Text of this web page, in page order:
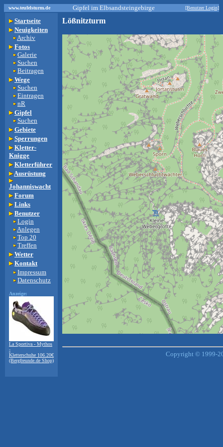
www.teufelsturm.de Gipfel im Elbsandsteingebirge [Benutzer Login]
Startseite
Neuigkeiten
Archiv
Fotos
Galerie
Suchen
Beitragen
Wege
Suchen
Eintragen
nR
Gipfel
Suchen
Gebiete
Sperrungen
Kletter-
Knigge
Kletterführer
Ausrüstung
Johanniswacht
Forum
Links
Benutzer
Login
Anlegen
Top 20
Treffen
Wetter
Kontakt
Impressum
Datenschutz
Anzeige:
La Sportiva - Mythos
-
Kletterschuhe 106.20€
(Bergfreunde.de Shop)
Lößnitzturm
⇧
Copyright © 1999-